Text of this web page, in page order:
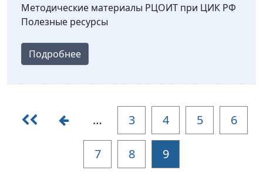
Методические материалы РЦОИТ при ЦИК РФ
Полезные ресурсы
Подробнее
… 3 4 5 6
7 8 9